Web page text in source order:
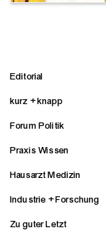
Editorial
kurz + knapp
Forum Politik
Praxis Wissen
Hausarzt Medizin
Industrie + Forschung
Zu guter Letzt